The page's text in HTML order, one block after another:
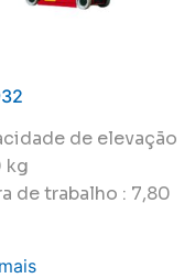
de elevação
kg
de trabalho : 7,80